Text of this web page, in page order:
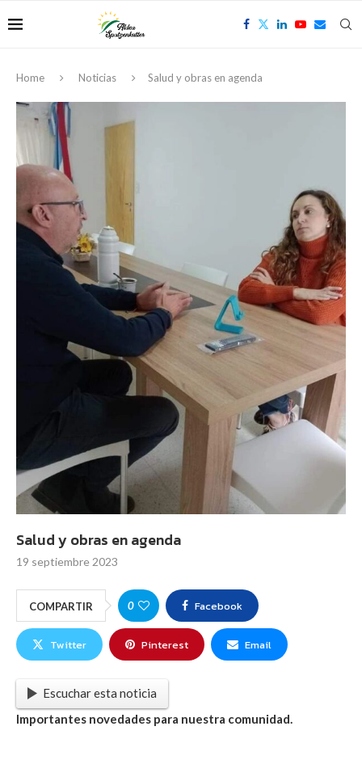
Home Noticias Salud y obras en agenda
Salud y obras en agenda
19 septiembre 2023
COMPARTIR 0 Facebook
Twitter Pinterest Email
Escuchar esta noticia
Importantes novedades para nuestra comunidad.